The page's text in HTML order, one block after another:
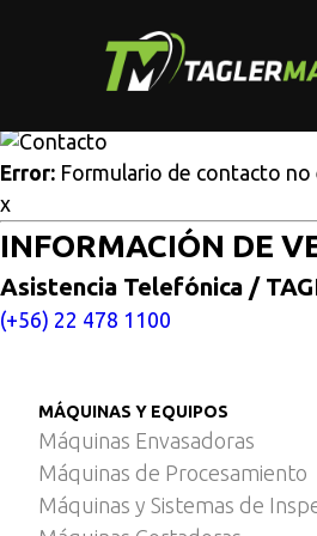
Sierra
Error: Formulario de contacto
x
INFORMACIÓN DE
Asistencia Telefónica /
(+56) 22 478 1100
MÁQUINAS Y EQUIPOS
Máquinas Envasadoras
Máquinas de Procesamiento
Máquinas y Sistemas de